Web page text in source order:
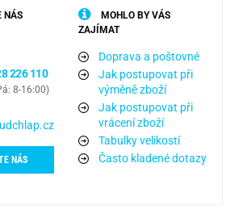
NÁS
226 110
8-16:00)
NÁS
MOHLO BY VÁS
ZAJÍMAT
Doprava a poštovné
Jak postupovat při
výměně zboží
Jak postupovat při
vrácení zboží
Tabulky velikostí
Často kladené dotazy